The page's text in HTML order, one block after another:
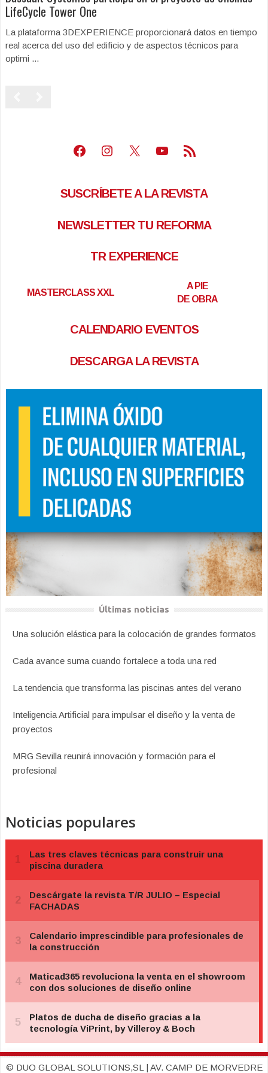
LifeCycle Tower One
La plataforma 3DEXPERIENCE proporcionará datos en tiempo
real acerca del uso del edificio y de aspectos técnicos para
optimi ...
Facebook
Instagram
X Youtube
Feed RSS
SUSCRÍBETE A LA REVISTA
NEWSLETTER TU REFORMA
TR EXPERIENCE
MASTERCLASS XXL
A PIE
DE OBRA
CALENDARIO EVENTOS
DESCARGA LA REVISTA
Últimas noticias
Una solución elástica para la colocación de grandes formatos
Cada avance suma cuando fortalece a toda una red
La tendencia que transforma las piscinas antes del verano
Inteligencia Artificial para impulsar el diseño y la venta de
proyectos
MRG Sevilla reunirá innovación y formación para el
profesional
Noticias populares
© DUO GLOBAL SOLUTIONS,SL | AV. CAMP DE MORVEDRE